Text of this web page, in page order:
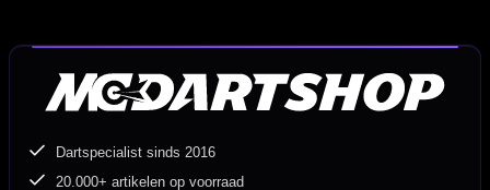
Dartspecialist sinds 2016
20.000+ artikelen op voorraad